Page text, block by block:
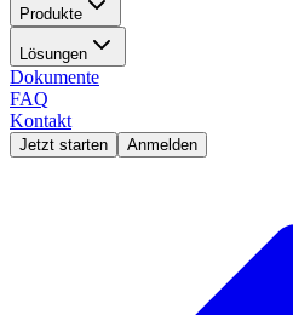
Produkte
Lösungen
Dokumente
FAQ
Kontakt
Jetzt starten Anmelden